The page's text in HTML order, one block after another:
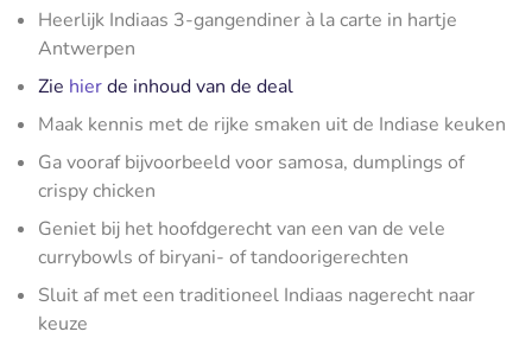
Heerlijk Indiaas 3-gangendiner à la carte in hartje
Antwerpen
Zie hierde inhoud van de deal
Maak kennis met de rijke smaken uit de Indiase keuken
Ga vooraf bijvoorbeeld voor samosa, dumplings of
crispy chicken
Geniet bij het hoofdgerecht van een van de vele
currybowls of biryani- of tandoorigerechten
Sluit af met een traditioneel Indiaas nagerecht naar
keuze